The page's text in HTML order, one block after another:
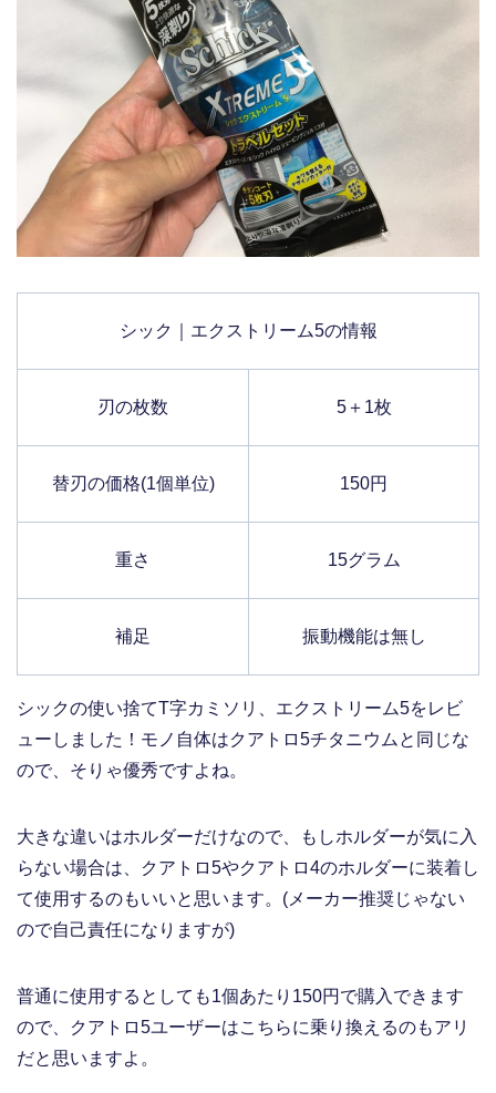
シック｜エクストリーム5の情報
刃の枚数 5＋1枚
替刃の価格(1個単位) 150円
重さ 15グラム
補足 振動機能は無し
シックの使い捨てT字カミソリ、エクストリーム5をレビ
ューしました！モノ自体はクアトロ5チタニウムと同じな
ので、そりゃ優秀ですよね。
大きな違いはホルダーだけなので、もしホルダーが気に入
らない場合は、クアトロ5やクアトロ4のホルダーに装着し
て使用するのもいいと思います。(メーカー推奨じゃない
ので自己責任になりますが)
普通に使用するとしても1個あたり150円で購入できます
ので、クアトロ5ユーザーはこちらに乗り換えるのもアリ
だと思いますよ。